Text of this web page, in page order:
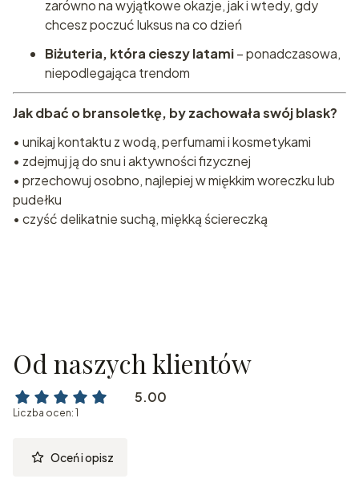
zarówno na wyjątkowe okazje, jak i wtedy, gdy
chcesz poczuć luksus na co dzień
Biżuteria, która cieszy latami– ponadczasowa,
niepodlegająca trendom
Jak dbać o bransoletkę, by zachowała swój blask?
• unikaj kontaktu z wodą, perfumami i kosmetykami
• zdejmuj ją do snu i aktywności fizycznej
• przechowuj osobno, najlepiej w miękkim woreczku lub
pudełku
• czyść delikatnie suchą, miękką ściereczką
Od naszych klientów
5.00
Liczba ocen: 1
Oceń i opisz